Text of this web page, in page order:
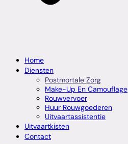
Home
Diensten
Postmortale Zorg
Make-Up En Camouflage
Rouwvervoer
Huur Rouwgoederen
Uitvaartassistentie
Uitvaartkisten
Contact